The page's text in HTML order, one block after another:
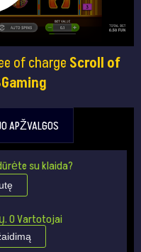
of charge Scroll of
APŽVALGOS
su klaida?
0Vartotojai